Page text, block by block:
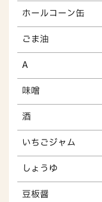
ホールコーン缶
ごま油
A
味噌
酒
いちごジャム
しょうゆ
豆板醤